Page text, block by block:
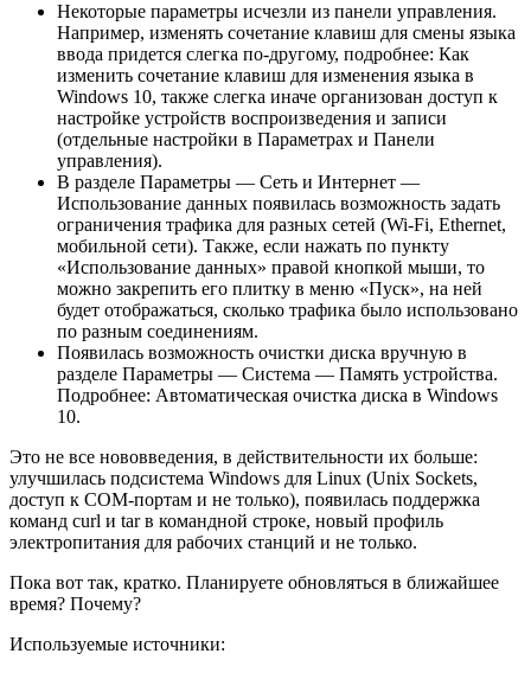
Некоторые параметры исчезли из панели управления.
Например, изменять сочетание клавиш для смены языка
ввода придется слегка по-другому, подробнее: Как
изменить сочетание клавиш для изменения языка в
Windows 10, также слегка иначе организован доступ к
настройке устройств воспроизведения и записи
(отдельные настройки в Параметрах и Панели
управления).
В разделе Параметры — Сеть и Интернет —
Использование данных появилась возможность задать
ограничения трафика для разных сетей (Wi-Fi, Ethernet,
мобильной сети). Также, если нажать по пункту
«Использование данных» правой кнопкой мыши, то
можно закрепить его плитку в меню «Пуск», на ней
будет отображаться, сколько трафика было использовано
по разным соединениям.
Появилась возможность очистки диска вручную в
разделе Параметры — Система — Память устройства.
Подробнее: Автоматическая очистка диска в Windows
10.
Это не все нововведения, в действительности их больше:
улучшилась подсистема Windows для Linux (Unix Sockets,
доступ к COM-портам и не только), появилась поддержка
команд curl и tar в командной строке, новый профиль
электропитания для рабочих станций и не только.
Пока вот так, кратко. Планируете обновляться в ближайшее
время? Почему?
Используемые источники: